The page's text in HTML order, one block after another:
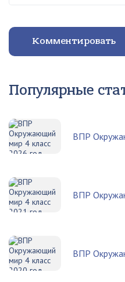
Комментировать
Популярные
ВПР
ВПР
ВПР